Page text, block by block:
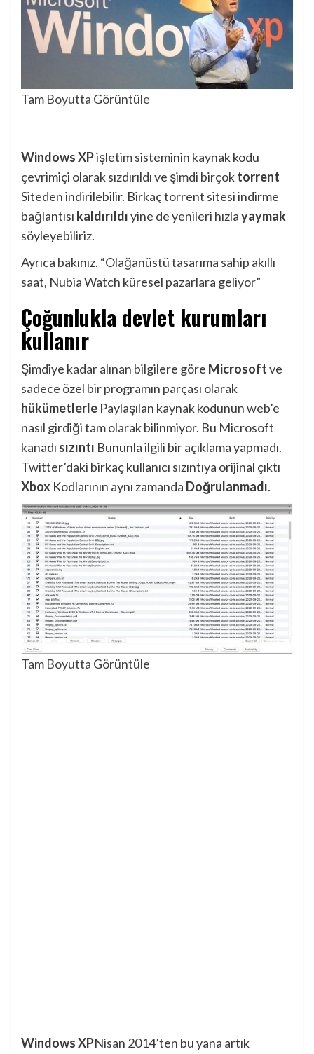
Tam Boyutta Görüntüle
Windows XPişletim sisteminin kaynak kodu
çevrimiçi olarak sızdırıldı ve şimdi birçoktorrent
Siteden indirilebilir. Birkaç torrent sitesi indirme
bağlantısı kaldırıldıyine de yenileri hızlayaymak
söyleyebiliriz.
Ayrıca bakınız. “Olağanüstü tasarıma sahip akıllı
saat, Nubia Watch küresel pazarlara geliyor”
Çoğunlukla devlet kurumları
kullanır
Şimdiye kadar alınan bilgilere göre Microsoftve
sadece özel bir programın parçası olarak
hükümetlerle Paylaşılan kaynak kodunun web’e
nasıl girdiği tam olarak bilinmiyor. Bu Microsoft
kanadı sızıntı Bununla ilgili bir açıklama yapmadı.
Twitter’daki birkaç kullanıcı sızıntıya orijinal çıktı
Xbox Kodlarının aynı zamanda Doğrulanmadı.
Tam Boyutta Görüntüle
Windows XPNisan 2014’ten bu yana artık